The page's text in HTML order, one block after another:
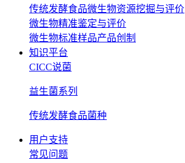
传统发酵食品微生物资源挖掘与评价
微生物精准鉴定与评价
微生物标准样品产品创制
知识平台
CICC说菌
益生菌系列
传统发酵食品菌种
用户支持
常见问题